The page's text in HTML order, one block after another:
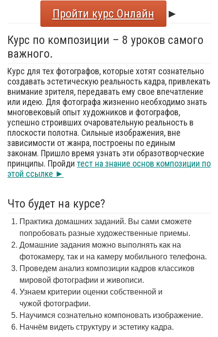
Пройти курс Онлайн
►
Курс по композиции – 8 уроков самого
важного.
Курс для тех фотографов, которые хотят сознательно
создавать эстетическую реальность кадра, привлекать
внимание зрителя, передавать ему свое впечатление
или идею. Для фотографа жизненно необходимо знать
многовековый опыт художников и фотографов,
успешно строивших очаровательную реальность в
плоскости полотна. Сильные изображения, вне
зависимости от жанра, построены по единым
законам. Пришло время узнать эти образотворческие
принципы. Пройди тест на знание основ композиции по
этой ссылке ►
Что будет на курсе?
Практика домашних заданий. Вы сами сможете
попробовать разные художественные приемы.
Домашние задания можно выполнять как на
фотокамеру, так и на камеру мобильного телефона.
Проведем анализ композиции кадров классиков
мировой фотографии и живописи.
Узнаем критерии оценки собственной и
чужой фотографии.
Научимся сознательно компоновать изображение.
Начнём видеть структуру и эстетику кадра.